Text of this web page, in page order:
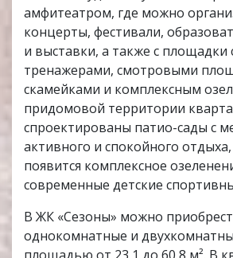
амфитеатром, где можно
концерты, фестивали,
и выставки, а также с площадки
тренажерами, смотровыми
скамейками и комплексным
придомовой территории
спроектированы патио-сады с
активного и спокойного
появится комплексное
современные детские
В ЖК «Сезоны» можно
однокомнатные и